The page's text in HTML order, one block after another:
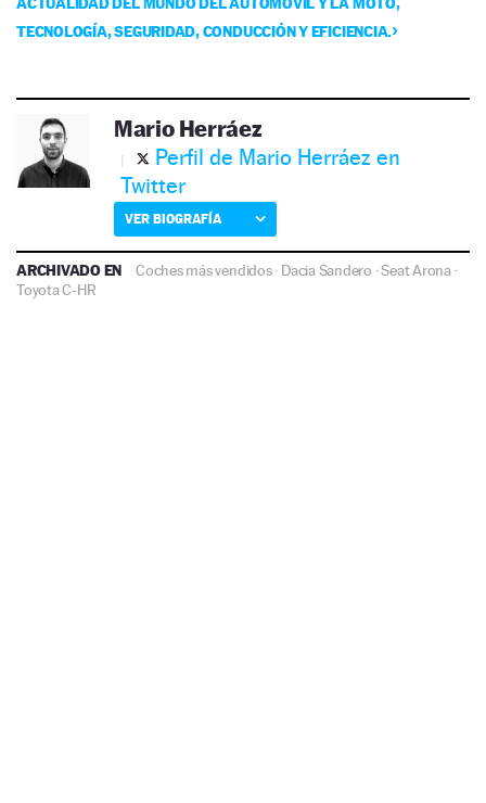
TECNOLOGÍA, SEGURIDAD, CONDUCCIÓN Y EFICIENCIA.
Mario Herráez
Perfil de Mario Herráez en
Twitter
VER BIOGRAFÍA
ARCHIVADO EN Coches más vendidos· Dacia Sandero ·Seat Arona ·
Toyota C-HR